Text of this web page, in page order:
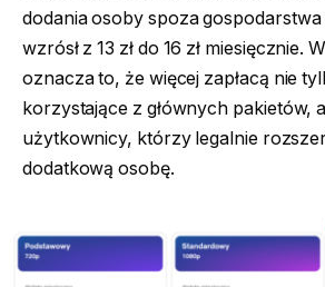
dodania osoby spoza
wzrósł z 13 zł do 16 zł miesięcznie.
oznacza to, że więcej zapłacą nie
korzystające z głównych pakietów,
użytkownicy, którzy legalnie
dodatkową osobę.